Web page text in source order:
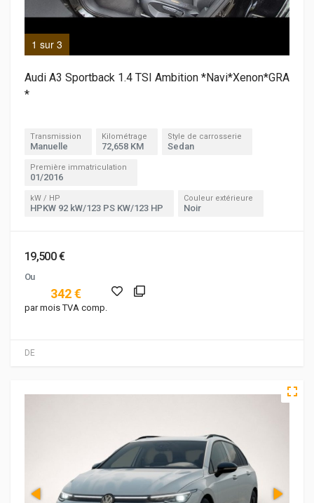
1 sur 3
DE
Audi A3 Sportback 1.4 TSI Ambition *Navi*Xenon*GRA
*
Transmission
Manuelle
Kilométrage
72,658 KM
Style de carrosserie
Sedan
Première immatriculation
01/2016
kW / HP
HPKW 92 kW/123 PS KW/123 HP
Couleur extérieure
Noir
19,500 €
Ou
342 €
par mois TVA comp.